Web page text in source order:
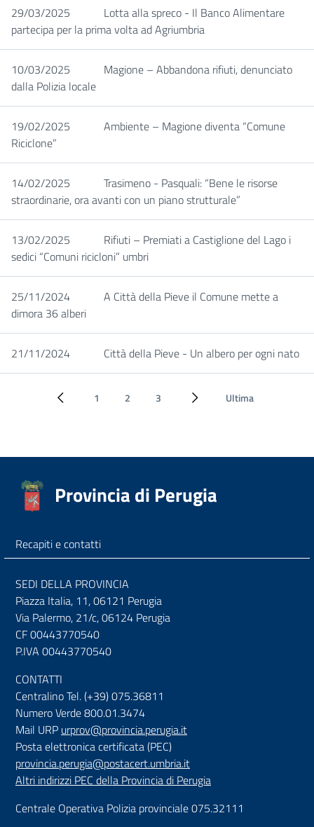
29/03/2025
Lotta alla spreco - Il Banco Alimentare
partecipa per la prima volta ad Agriumbria
10/03/2025
Magione – Abbandona rifiuti, denunciato
dalla Polizia locale
19/02/2025
Ambiente – Magione diventa “Comune
Riciclone”
14/02/2025
Trasimeno - Pasquali: “Bene le risorse
straordinarie, ora avanti con un piano strutturale”
13/02/2025
Rifiuti – Premiati a Castiglione del Lago i
sedici “Comuni ricicloni” umbri
25/11/2024
A Città della Pieve il Comune mette a
dimora 36 alberi
21/11/2024 Città della Pieve - Un albero per ogni nato
Pagina precedente
1 2 3 Pagina successiva
Ultima
Provincia di Perugia
Recapiti e contatti
SEDI DELLA PROVINCIA
Piazza Italia, 11, 06121 Perugia
Via Palermo, 21/c, 06124 Perugia
CF 00443770540
P.IVA 00443770540
CONTATTI
Centralino Tel. (+39) 075.36811
Numero Verde 800.01.3474
Mail URP urprov@provincia.perugia.it
Posta elettronica certificata (PEC)
provincia.perugia@postacert.umbria.it
Altri indirizzi PEC della Provincia di Perugia
Centrale Operativa Polizia provinciale 075.32111